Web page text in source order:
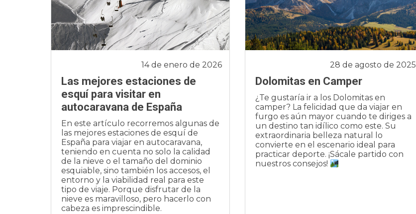
Las mejores estaciones de
esquí para visitar en
autocaravana de España
14 de enero de 2026
En este artículo recorremos algunas de
las mejores estaciones de esquí de
España para viajar en autocaravana,
teniendo en cuenta no solo la calidad
de la nieve o el tamaño del dominio
esquiable, sino también los accesos, el
entorno y la viabilidad real para este
tipo de viaje. Porque disfrutar de la
nieve es maravilloso, pero hacerlo con
cabeza es imprescindible.
Dolomitas en Camper
28 de agosto de 2025
¿Te gustaría ir a los Dolomitas en
camper? La felicidad que da viajar en
furgo es aún mayor cuando te diriges a
un destino tan idílico como este. Su
extraordinaria belleza natural lo
convierte en el escenario ideal para
practicar deporte. ¡Sácale partido con
nuestros consejos!